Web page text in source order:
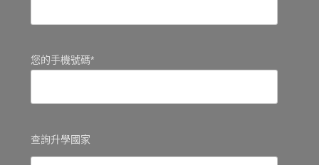
您的手機號碼*
查詢升學國家